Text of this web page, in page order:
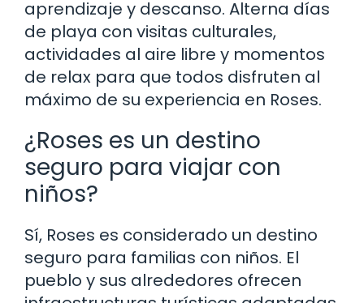
aprendizaje y descanso. Alterna días
de playa con visitas culturales,
actividades al aire libre y momentos
de relax para que todos disfruten al
máximo de su experiencia en Roses.
¿Roses es un destino
seguro para viajar con
niños?
Sí, Roses es considerado un destino
seguro para familias con niños. El
pueblo y sus alrededores ofrecen